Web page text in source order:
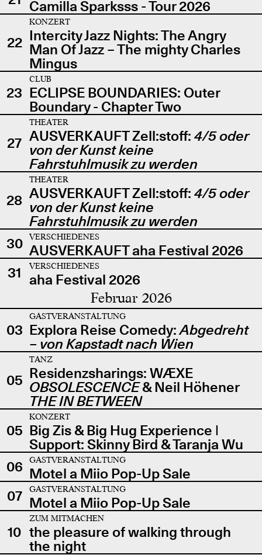
Camilla Sparksss - Tour 2026
22
KONZERT
Intercity Jazz Nights: The Angry
Man Of Jazz – The mighty Charles
Mingus
23
CLUB
ECLIPSE BOUNDARIES: Outer
Boundary - Chapter Two
27
THEATER
AUSVERKAUFT Zell:stoff: 4/5 oder
von der Kunst keine
Fahrstuhlmusik zu werden
28
THEATER
AUSVERKAUFT Zell:stoff: 4/5 oder
von der Kunst keine
Fahrstuhlmusik zu werden
30
VERSCHIEDENES
AUSVERKAUFT aha Festival 2026
31
VERSCHIEDENES
aha Festival 2026
Februar 2026
03
GASTVERANSTALTUNG
Explora Reise Comedy:Abgedreht
– von Kapstadt nach Wien
05
TANZ
Residenzsharings: WÆXE
OBSOLESCENCE& Neil Höhener
THE IN BETWEEN
05
KONZERT
Big Zis & Big Hug Experience |
Support: Skinny Bird & Taranja Wu
06
GASTVERANSTALTUNG
Motel a Miio Pop-Up Sale
07
GASTVERANSTALTUNG
Motel a Miio Pop-Up Sale
10
ZUM MITMACHEN
the pleasure of walking through
the night